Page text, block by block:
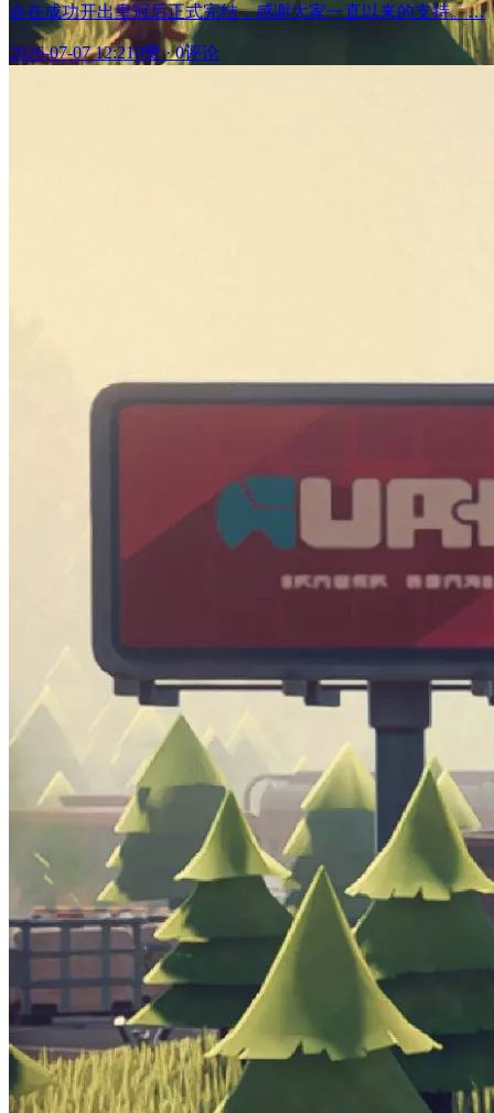
会在成功开出皇冠后正式完结，感谢大家一直以来的支持。…
2026-07-07 12:210赞·0评论